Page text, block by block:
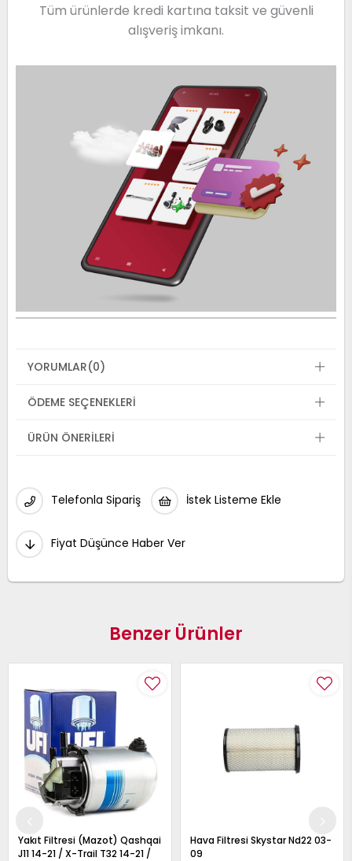
Tüm ürünlerde kredi kartına taksit ve güvenli
alışveriş imkanı.
YORUMLAR(0)
ÖDEME SEÇENEKLERI
ÜRÜN ÖNERILERI
Telefonla Sipariş İstek Listeme Ekle
Fiyat Düşünce Haber Ver
Benzer Ürünler
Yakıt Filtresi (Mazot) Qashqai
J11 14-21 / X-Trail T32 14-21 /
Hava Filtresi Skystar Nd22 03-
09